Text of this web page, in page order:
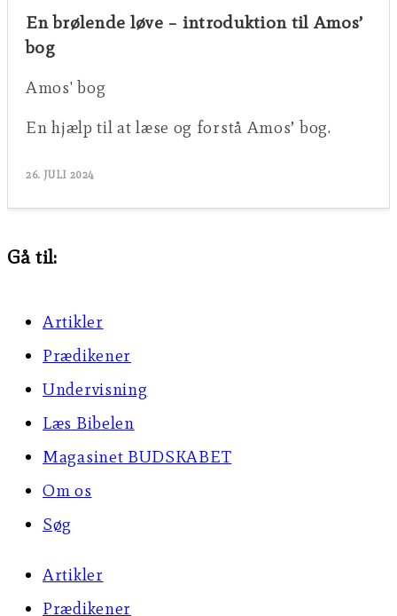
En brølende løve – introduktion til Amos’
bog
Amos' bog
En hjælp til at læse og forstå Amos’ bog.
26. JULI 2024
Gå til:
Artikler
Prædikener
Undervisning
Læs Bibelen
Magasinet BUDSKABET
Om os
Søg
Artikler
Prædikener